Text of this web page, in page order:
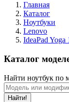
Главная
Каталог
Ноутбуки
Lenovo
IdeaPad Yoga
Каталог
Найти ноутбук по
Найти!